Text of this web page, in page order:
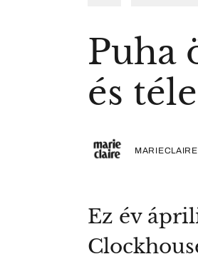
Puha
és
Ez év